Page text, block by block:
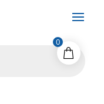
0